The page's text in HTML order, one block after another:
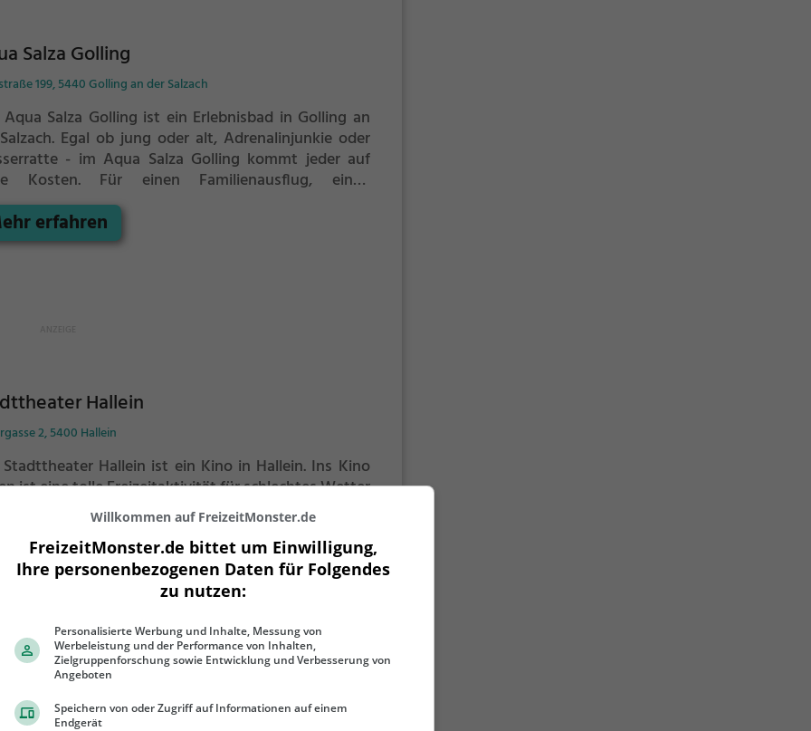
Salza Golling
199, 5440 Golling an der Salzach
Aqua Salza Golling ist ein Erlebnisbad in Golling an
Egal ob jung oder alt, Adrenalinjunkie oder
- im Aqua Salza Golling kommt jeder auf
Kosten. Für einen Familienausflug, einen
oder einfach mit Freunden ist das
Salza Golling genau die richtige Adresse.
erfahren
Hallein
2, 5400 Hallein
Stadttheater Hallein ist ein Kino in Hallein. Ins Kino
ist eine tolle Freizeitaktivität für schlechtes Wetter
dir ein Getränk und Popcorn und tauche ein in
Welt des Films.Weitere Infos zum Kinoprogamm und
Öffnungszeiten, sowie Tickets findest du auf der
Mehr erfahren
Therme
54, 83471 Berchtesgaden
Willkommen auf FreizeitMonster.de
FreizeitMonster.de bittet um Einwilligung,
Ihre personenbezogenen Daten für Folgendes
zu nutzen:
Personalisierte Werbung und Inhalte, Messung von
Werbeleistung und der Performance von Inhalten,
Zielgruppenforschung sowie Entwicklung und Verbesserung von
Angeboten
Speichern von oder Zugriff auf Informationen auf einem
Endgerät